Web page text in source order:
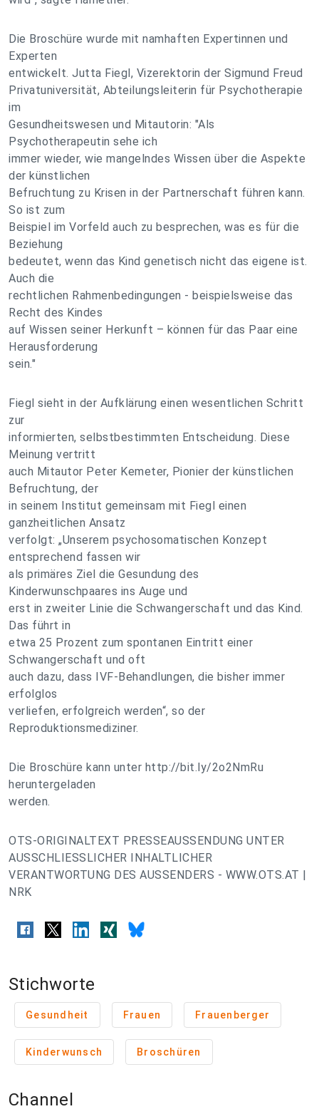
Die Broschüre wurde mit namhaften Expertinnen und
Experten
entwickelt. Jutta Fiegl, Vizerektorin der Sigmund Freud
Privatuniversität, Abteilungsleiterin für Psychotherapie
im
Gesundheitswesen und Mitautorin: "Als
Psychotherapeutin sehe ich
immer wieder, wie mangelndes Wissen über die Aspekte
der künstlichen
Befruchtung zu Krisen in der Partnerschaft führen kann.
So ist zum
Beispiel im Vorfeld auch zu besprechen, was es für die
Beziehung
bedeutet, wenn das Kind genetisch nicht das eigene ist.
Auch die
rechtlichen Rahmenbedingungen - beispielsweise das
Recht des Kindes
auf Wissen seiner Herkunft – können für das Paar eine
Herausforderung
sein."
Fiegl sieht in der Aufklärung einen wesentlichen Schritt
zur
informierten, selbstbestimmten Entscheidung. Diese
Meinung vertritt
auch Mitautor Peter Kemeter, Pionier der künstlichen
Befruchtung, der
in seinem Institut gemeinsam mit Fiegl einen
ganzheitlichen Ansatz
verfolgt: „Unserem psychosomatischen Konzept
entsprechend fassen wir
als primäres Ziel die Gesundung des
Kinderwunschpaares ins Auge und
erst in zweiter Linie die Schwangerschaft und das Kind.
Das führt in
etwa 25 Prozent zum spontanen Eintritt einer
Schwangerschaft und oft
auch dazu, dass IVF-Behandlungen, die bisher immer
erfolglos
verliefen, erfolgreich werden“, so der
Reproduktionsmediziner.
Die Broschüre kann unter http://bit.ly/2o2NmRu
heruntergeladen
werden.
OTS-ORIGINALTEXT PRESSEAUSSENDUNG UNTER
AUSSCHLIESSLICHER INHALTLICHER
VERANTWORTUNG DES AUSSENDERS - WWW.OTS.AT |
NRK
Stichworte
Gesundheit Frauen Frauenberger
Kinderwunsch Broschüren
Channel